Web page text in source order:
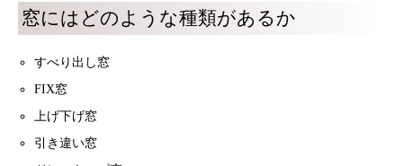
窓にはどのような種類があるか
すべり出し窓
FIX窓
上げ下げ窓
引き違い窓